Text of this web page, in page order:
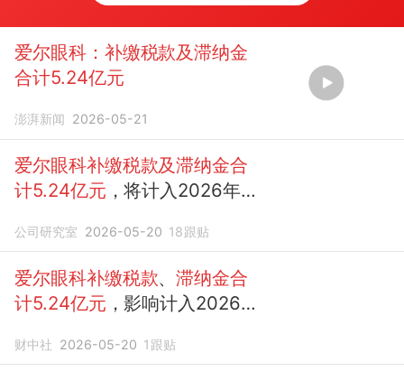
爱尔眼科：补缴税款及滞纳金
合计5.24亿元
澎湃新闻 2026-05-21
爱尔眼科补缴税款及滞纳金合
计5.24亿元 ，将计入2026年
公司研究室 2026-05-20 18跟贴
爱尔眼科补缴税款、滞纳金合
计5.24亿元 ，影响计入2026
财中社 2026-05-20 1 跟贴